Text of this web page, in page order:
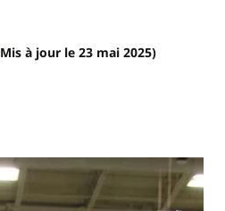
à jour le 23 mai 2025)